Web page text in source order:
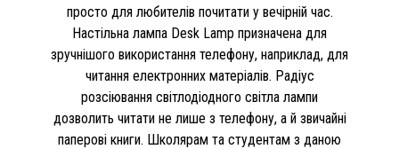
просто для любителів почитати у вечірній час.
Настільна лампа Desk Lamp призначена для
зручнішого використання телефону, наприклад, для
читання електронних матеріалів. Радіус
розсіювання світлодіодного світла лампи
дозволить читати не лише з телефону, а й звичайні
паперові книги. Школярам та студентам з даною